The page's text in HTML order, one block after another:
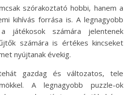
szórakoztató hobbi, hanem a
kihívás forrása is. A legnagyobb
játékosok számára jelentenek
számára is értékes kincseket
nyújtanak évekig.
gazdag és változatos, tele
A legnagyobb puzzle-ok